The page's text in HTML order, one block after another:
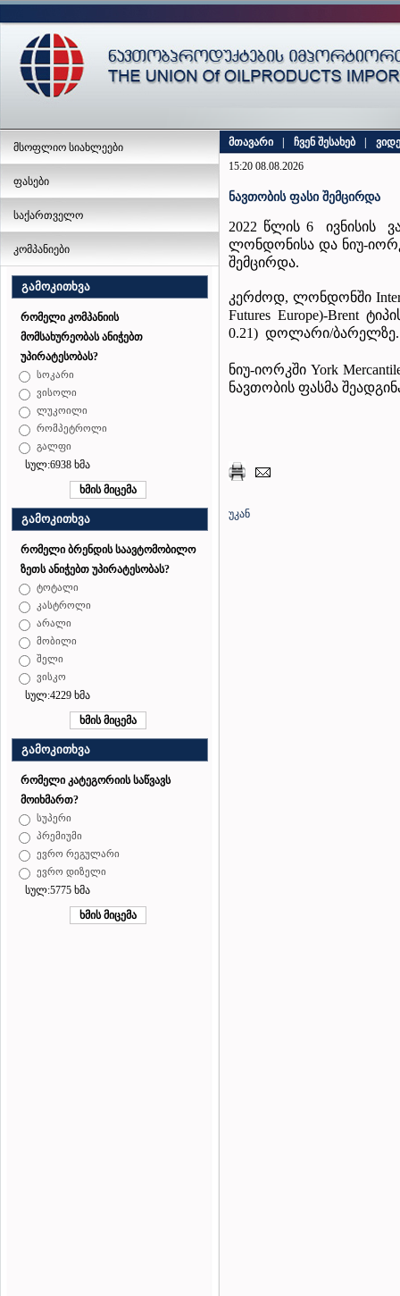
მსოფლიო სიახლეები
ფასები
საქართველო
კომპანიები
გამოკითხვა
რომელი კომპანიის
მომსახურეობას ანიჭებთ
უპირატესობას?
სოკარი
ვისოლი
ლუკოილი
რომპეტროლი
გალფი
სულ:6938 ხმა
გამოკითხვა
რომელი ბრენდის საავტომობილო
ზეთს ანიჭებთ უპირატესობას?
ტოტალი
კასტროლი
არალი
მობილი
შელი
ვისკო
სულ:4229 ხმა
გამოკითხვა
რომელი კატეგორიის საწვავს
მოიხმართ?
სუპერი
პრემიუმი
ევრო რეგულარი
ევრო დიზელი
სულ:5775 ხმა
მთავარი ჩვენ შესახებ
15:20 08.08.2026
ნავთობის ფასი შემცირდა
2022 წლის 6 ივნისის
ლონდონისა და ნიუ-
შემცირდა.
კერძოდ, ლონდონში Inter
Futures Europe)-Brent
0.21) დოლარი/ბარელზე.
ნიუ-იორკში York
ნავთობის ფასმა
უკან